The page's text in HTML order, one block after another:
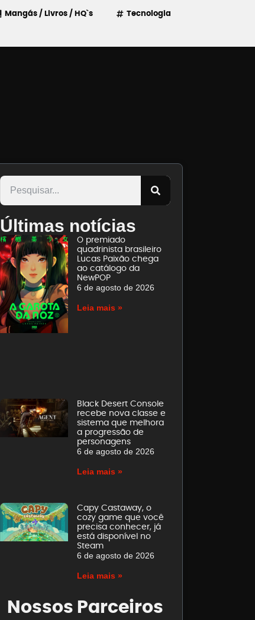
Mangás / Livros / HQ`s Tecnologia
Últimas notícias
O premiado
quadrinista brasileiro
Lucas Paixão chega
ao catálogo da
NewPOP
6 de agosto de 2026
Leia mais »
Black Desert Console
recebe nova classe e
sistema que melhora
a progressão de
personagens
6 de agosto de 2026
Leia mais »
Capy Castaway, o
cozy game que você
precisa conhecer, já
está disponível no
Steam
6 de agosto de 2026
Leia mais »
Nossos Parceiros